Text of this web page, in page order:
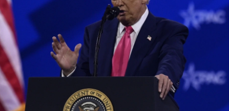
Bilecik
Bingöl
Bitlis